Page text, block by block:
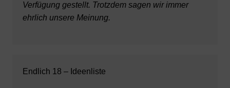
Verfügung gestellt. Trotzdem sagen wir immer
ehrlich unsere Meinung.
Endlich 18 – Ideenliste